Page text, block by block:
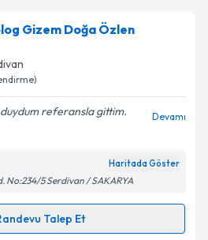
Namdar Tekneciiçin
oluşturun. Size bu uzmandan
bir takvim hazırlandığında e-
işlenmesine ilişkinAydınlatma
ve kişisel verilerimin belirtilen
kabul ediyorum.
Gizem Doğa Özlen
referansla gittim.
Devamı
Haritada Göster
No:234/5 Serdivan / SAKARYA
Talep Et
Talebi